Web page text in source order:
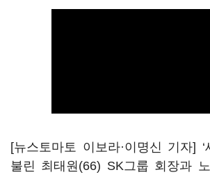
[뉴스토마토 이보라·이명신 기자] ‘
불린 최태원(66) SK그룹 회장과